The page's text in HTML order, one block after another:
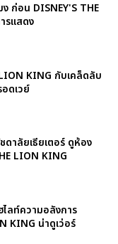
ก่อน DISNEY'S THE
รแสดง
KING กับเคล็ดลับ
ดเวย์
ดาลัยเธียเตอร์ ดูห้อง
LION KING
ลท์ความอลังการ
KING น่าดูเว่อร์